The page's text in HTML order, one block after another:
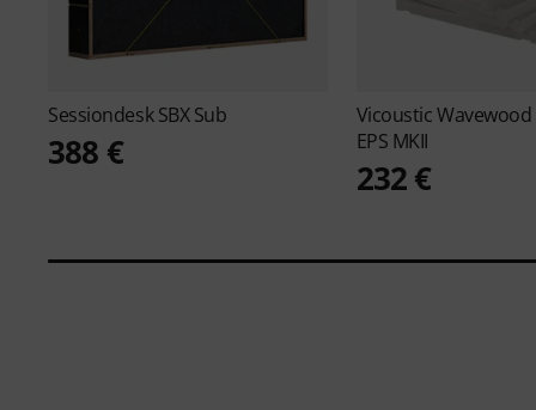
SessiondeskSBX Sub
388 €
Vicoustic
EPS MKII
232 €